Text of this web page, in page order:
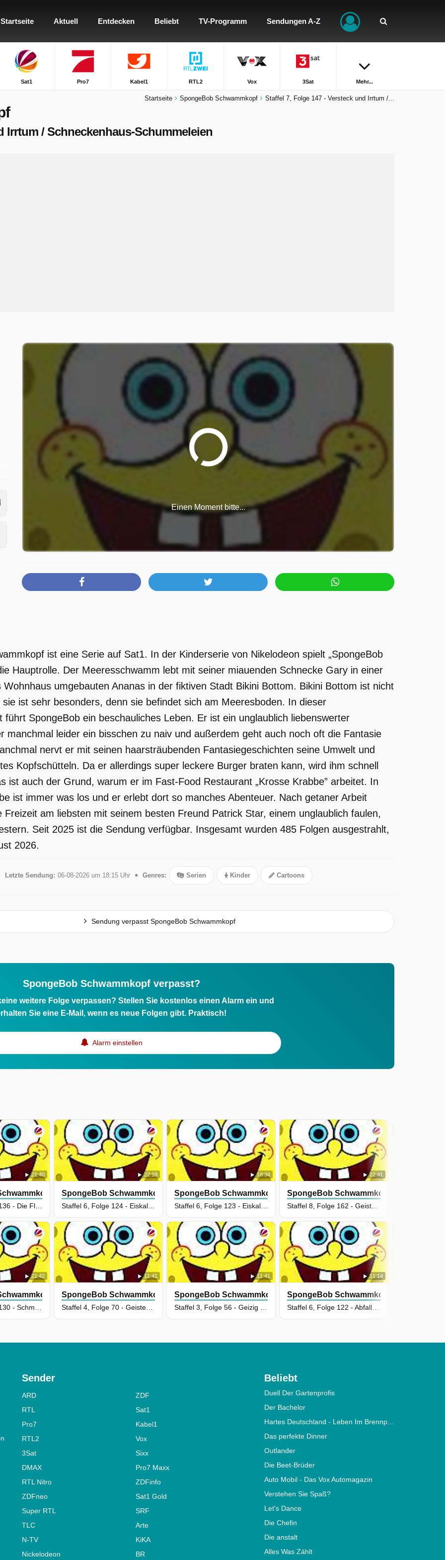
Startseite Aktuell Entdecken Beliebt TV-Programm Sendungen A-Z
Sat1 Pro7 Kabel1 RTL2 Vox 3Sat Mehr...
Startseite SpongeBob Schwammkopf Staffel 7, Folge 147 - Versteck und Irrtum /...
Irrtum / Schneckenhaus-Schummeleien
Einen Moment bitte...
ist eine Serie auf Sat1. In der Kinderserie von Nikelodeon spielt „SpongeBob
Hauptrolle. Der Meeresschwamm lebt mit seiner miauenden Schnecke Gary in einer
Wohnhaus umgebauten Ananas in der fiktiven Stadt Bikini Bottom. Bikini Bottom ist nicht
ist sehr besonders, denn sie befindet sich am Meeresboden. In dieser
führt SpongeBob ein beschauliches Leben. Er ist ein unglaublich liebenswerter
manchmal leider ein bisschen zu naiv und außerdem geht auch noch oft die Fantasie
nervt er mit seinen haarsträubenden Fantasiegeschichten seine Umwelt und
Kopfschütteln. Da er allerdings super leckere Burger braten kann, wird ihm schnell
ist auch der Grund, warum er im Fast-Food Restaurant „Krosse Krabbe” arbeitet. In
ist immer was los und er erlebt dort so manches Abenteuer. Nach getaner Arbeit
Freizeit am liebsten mit seinem besten Freund Patrick Star, einem unglaublich faulen,
Seit 2025 ist die Sendung verfügbar. Insgesamt wurden 485 Folgen ausgestrahlt,
2026.
Letzte Sendung: 06-08-2026 um 18:15 Uhr Genres: Serien Kinder Cartoons
Sendung verpasst SpongeBob Schwammkopf
SpongeBob Schwammkopf verpasst?
weitere Folge verpassen? Stellen Sie kostenlos einen Alarm ein und
Sie eine E-Mail, wenn es neue Folgen gibt. Praktisch!
Alarm einstellen
21:40
21:42
22:18
SpongeBob Schwammkopf
18:34
SpongeBob Schwammkopf
11:41
SpongeBob Schwammkopf
11:41
SpongeBob Schwammkopf
22:41
SpongeBob Schwammkopf
11:14
SpongeBob Schwammkopf
Sender
ARD
ZDF
RTL
Sat1
Pro7
Kabel1
RTL2
Vox
3Sat
Sixx
DMAX
Pro7 Maxx
RTL Nitro
ZDFinfo
ZDFneo
Sat1 Gold
Super RTL
SRF
TLC
Arte
N-TV
KiKA
Nickelodeon
BR
Beliebt
Duell Der Gartenprofis
Der Bachelor
Hartes Deutschland - Leben Im Brennpunkt
Das perfekte Dinner
Outlander
Die Beet-Brüder
Auto Mobil - Das Vox Automagazin
Verstehen Sie Spaß?
Let's Dance
Die Chefin
Die anstalt
Alles Was Zählt